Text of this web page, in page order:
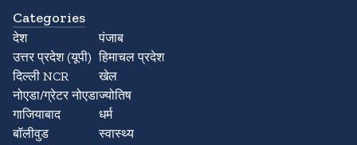
Categories
देश
उत्तर प्रदेश (यूपी)
दिल्ली NCR
नोएडा/ग्रेटर नोएडा
गाजियाबाद
बॉलीवुड
पंजाब
हिमाचल प्रदेश
खेल
ज्योतिष
धर्म
स्वास्थ्य